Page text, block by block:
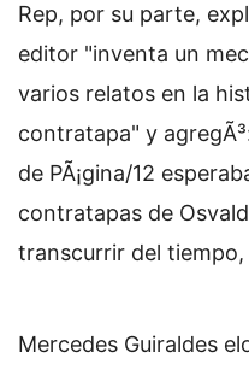
Rep, por su parte,
editor "inventa un
varios relatos en la
contratapa" y
de PÃ¡gina/12
contratapas de
transcurrir del tiempo,
Mercedes Guiraldes